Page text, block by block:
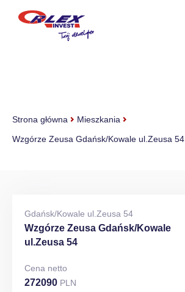
Strona główna
Mieszkania
Wzgórze Zeusa Gdańsk/Kowale ul.Zeusa 54
Gdańsk/Kowale ul.Zeusa 54
Wzgórze Zeusa Gdańsk/Kowale
ul.Zeusa 54
Cena netto
272090 PLN